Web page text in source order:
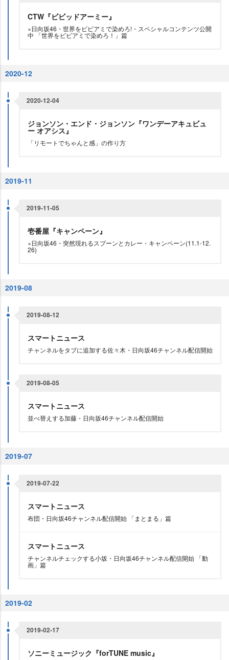
CTW『ビビッドアーミー』
×日向坂46・世界をビビアミで染めろ!・スペシャルコンテンツ公開
中 「世界をビビアミで染めろ！」篇
2020-12
2020-12-04
ジョンソン・エンド・ジョンソン『ワンデーアキュビュ
ー オアシス』
「リモートでちゃんと感」の作り方
2019-11
2019-11-05
壱番屋『キャンペーン』
×日向坂46・突然現れるスプーンとカレー・キャンペーン(11.1-12.
26)
2019-08
2019-08-12
スマートニュース
チャンネルをタブに追加する佐々木・日向坂46チャンネル配信開始
2019-08-05
スマートニュース
並べ替えする加藤・日向坂46チャンネル配信開始
2019-07
2019-07-22
スマートニュース
布団・日向坂46チャンネル配信開始 「まとまる」篇
スマートニュース
チャンネルチェックする小坂・日向坂46チャンネル配信開始 「動
画」篇
2019-02
2019-02-17
ソニーミュージック『forTUNE music』